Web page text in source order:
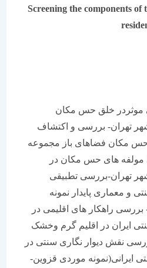
Screening the
خلق حس مکان
بررسی و اکتشاف
فضاهای باز مجموعه
های حس مکان در
بررسی تطبیقی
پایدار نمونه
راهکار های اقلیمی در
در اقلیم گرم وخشک
دیوار نگاری سنتی در
موردی قزوین-